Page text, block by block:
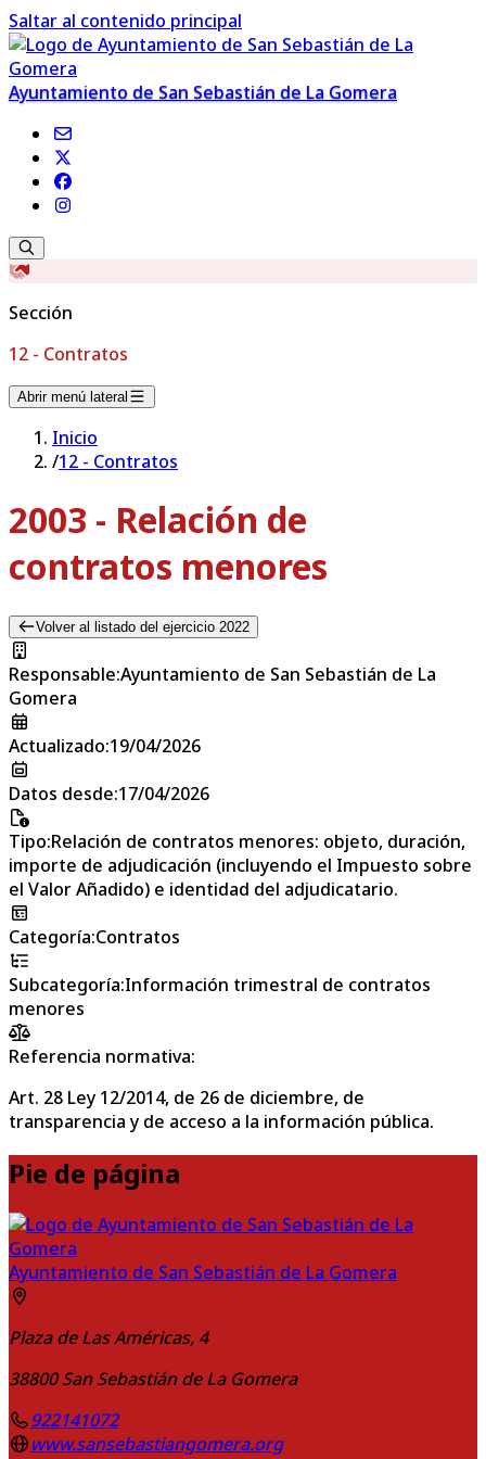
Saltar al contenido principal
Ayuntamiento de San Sebastián de La Gomera
Sección
12 - Contratos
Abrir menú lateral
Inicio
/12 - Contratos
2003 - Relación de
contratos menores
Volver al listado del ejercicio 2022
Responsable:Ayuntamiento de San Sebastián de La
Gomera
Actualizado:19/04/2026
Datos desde:17/04/2026
Tipo:Relación de contratos menores: objeto, duración,
importe de adjudicación (incluyendo el Impuesto sobre
el Valor Añadido) e identidad del adjudicatario.
Categoría:Contratos
Subcategoría:Información trimestral de contratos
menores
Referencia normativa:
Art. 28 Ley 12/2014, de 26 de diciembre, de
transparencia y de acceso a la información pública.
Pie de página
Ayuntamiento de San Sebastián de La Gomera
Plaza de Las Américas, 4
38800 San Sebastián de La Gomera
922141072
www.sansebastiangomera.org